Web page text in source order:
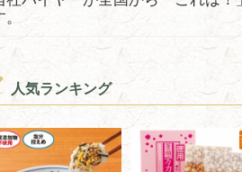
。
人気ランキング